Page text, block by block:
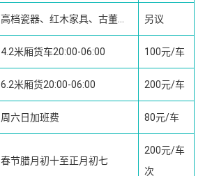
高档瓷器、红木家具、古董... 另议
4.2米厢货车20:00-06:00 100元/车
6.2米厢货20:00-06:00 200元/车
周六日加班费 80元/车
春节腊月初十至正月初七
200元/车
次